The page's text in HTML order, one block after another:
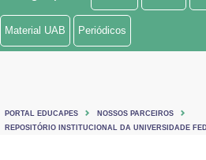
Ministério de Minas e Energia
Ministério do Turismo
Material UAB Periódicos
PORTAL EDUCAPES
NOSSOS PARCEIROS
REPOSITÓRIO INSTITUCIONAL DA UNIVERSIDADE